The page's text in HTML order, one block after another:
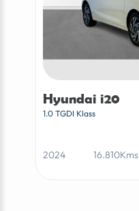
Hyundai i20
1.0 TGDI Klass
2024 16.810Kms